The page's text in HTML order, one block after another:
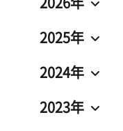
2025年
2024年
2023年